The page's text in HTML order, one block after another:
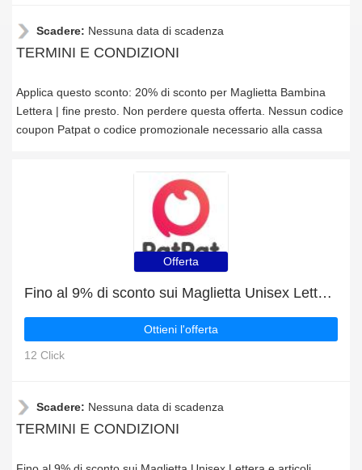
Scadere: Nessuna data di scadenza
TERMINI E CONDIZIONI
Applica questo sconto: 20% di sconto per Maglietta Bambina
Lettera | fine presto. Non perdere questa offerta. Nessun codice
coupon Patpat o codice promozionale necessario alla cassa
Offerta
Fino al 9% di sconto sui Maglietta Unisex Lettera e articoli selezionati
Ottieni l'offerta
12 Click
Scadere: Nessuna data di scadenza
TERMINI E CONDIZIONI